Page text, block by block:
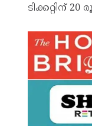
ടിക്കറ്റിന്